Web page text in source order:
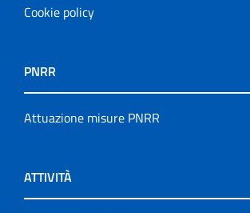
Cookie policy
PNRR
Attuazione misure PNRR
ATTIVITÀ